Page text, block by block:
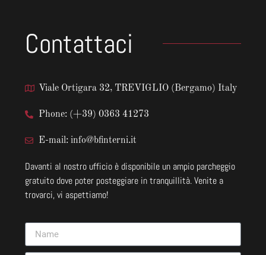
Contattaci
Viale Ortigara 32, TREVIGLIO (Bergamo) Italy
Phone: (+39) 0363 41273
E-mail: info@bfinterni.it
Davanti al nostro ufficio è disponibile un ampio parcheggio
gratuito dove poter posteggiare in tranquillità. Venite a
trovarci, vi aspettiamo!